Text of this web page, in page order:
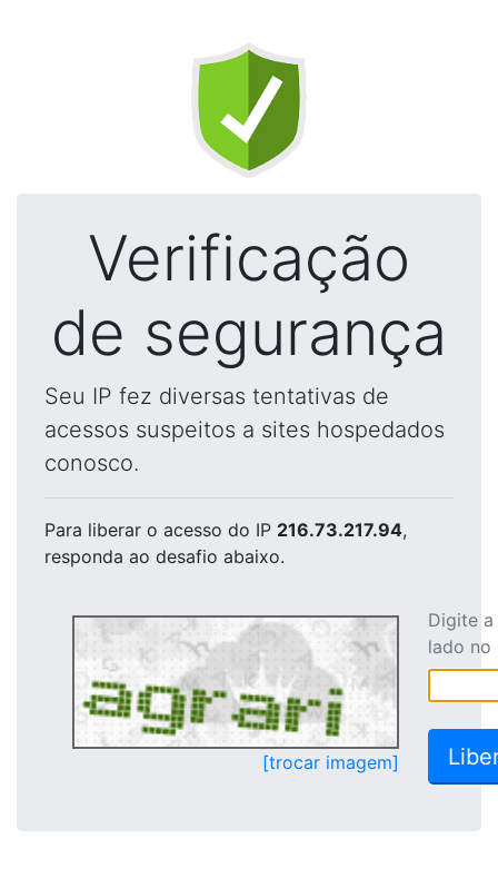
Verificação
de segurança
Seu IP fez diversas tentativas de
acessos suspeitos a sites hospedados
conosco.
Para liberar o acesso do IP 216.73.217.94,
responda ao desafio abaixo.
[trocar imagem]
Digite
lado no